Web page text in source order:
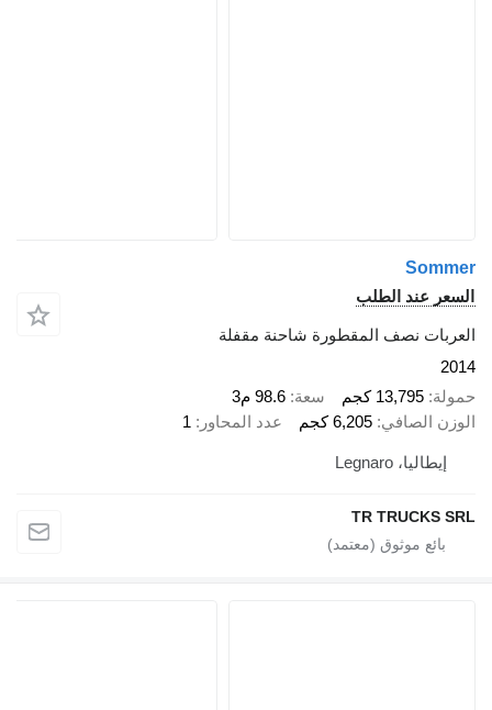
Sommer
السعر عند الطلب
العربات نصف المقطورة شاحنة مقفلة
2014
حمولة 13,795 كجم سعة 98.6 م3
الوزن الصافي 6,205 كجم عدد المحاور 1
إيطاليا، Legnaro
TR TRUCKS SRL